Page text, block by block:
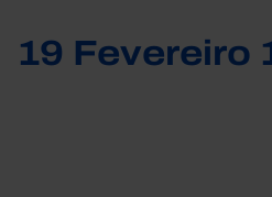
19 Fevereiro